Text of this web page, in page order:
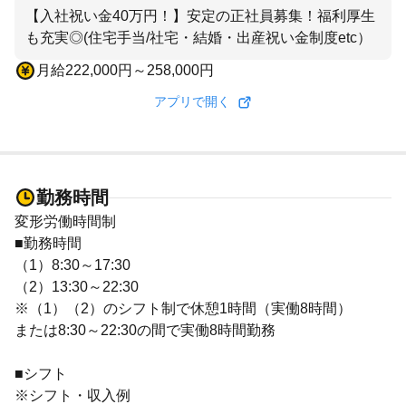
【入社祝い金40万円！】安定の正社員募集！福利厚生
も充実◎(住宅手当/社宅・結婚・出産祝い金制度etc）
月給222,000円～258,000円
アプリで開く
勤務時間
変形労働時間制
■勤務時間
（1）8:30～17:30
（2）13:30～22:30
※（1）（2）のシフト制で休憩1時間（実働8時間）
または8:30～22:30の間で実働8時間勤務
■シフト
※シフト・収入例